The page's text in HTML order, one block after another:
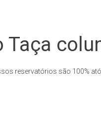
reservatórios são 100%